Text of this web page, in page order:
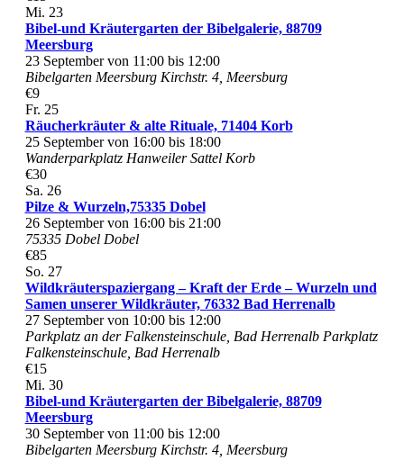
Mi. 23
Bibel-und Kräutergarten der Bibelgalerie, 88709
Meersburg
23 September von 11:00bis 12:00
Bibelgarten Meersburg Kirchstr. 4, Meersburg
€9
Fr. 25
Räucherkräuter & alte Rituale, 71404 Korb
25 September von 16:00bis 18:00
Wanderparkplatz Hanweiler Sattel Korb
€30
Sa. 26
Pilze & Wurzeln,75335 Dobel
26 September von 16:00bis 21:00
75335 Dobel Dobel
€85
So. 27
Wildkräuterspaziergang – Kraft der Erde – Wurzeln und
Samen unserer Wildkräuter, 76332 Bad Herrenalb
27 September von 10:00bis 12:00
Parkplatz an der Falkensteinschule, Bad Herrenalb Parkplatz
Falkensteinschule, Bad Herrenalb
€15
Mi. 30
Bibel-und Kräutergarten der Bibelgalerie, 88709
Meersburg
30 September von 11:00bis 12:00
Bibelgarten Meersburg Kirchstr. 4, Meersburg